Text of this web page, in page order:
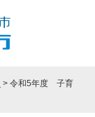
> 令和5年度 子育